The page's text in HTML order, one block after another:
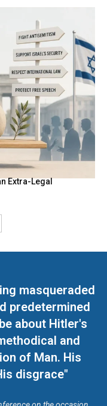
Extra-Legal
masqueraded
predetermined
about Hitler's
and
of Man. His
disgrace"